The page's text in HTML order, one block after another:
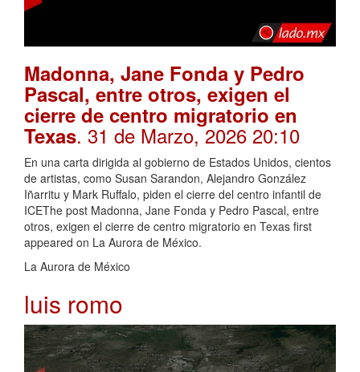
Madonna, Jane Fonda y Pedro
Pascal, entre otros, exigen el
cierre de centro migratorio en
Texas. 31 de Marzo, 2026 20:10
En una carta dirigida al gobierno de Estados Unidos, cientos
de artistas, como Susan Sarandon, Alejandro González
Iñarritu y Mark Ruffalo, piden el cierre del centro infantil de
ICEThe post Madonna, Jane Fonda y Pedro Pascal, entre
otros, exigen el cierre de centro migratorio en Texas first
appeared on La Aurora de México.
La Aurora de México
luis romo